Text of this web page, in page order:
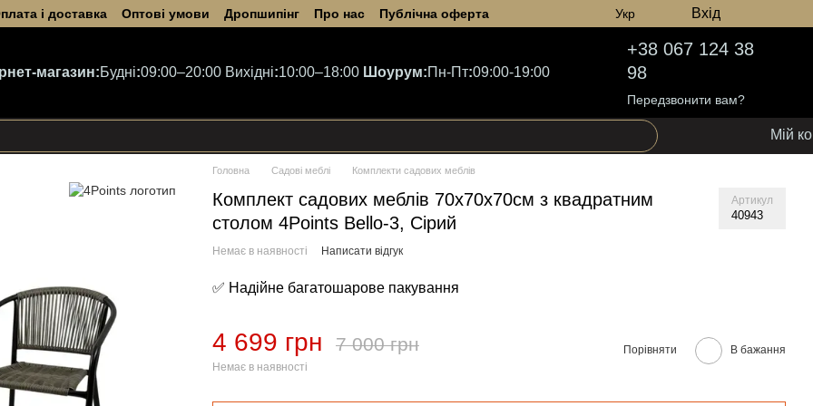
і доставка Оптові умови Дропшипінг Про нас
Публічна оферта
Укр Вхід
магазин:Будні:09:00–20:00 Вихідні:10:00–18:00 Шоурум:Пн-Пт:09:00-19:00
+38 067 124 38
98
Передзвонити вам?
Мій
Головна Садові меблі Комплекти садових меблів
Комплект садових меблів 70х70х70см з квадратним
столом 4Points Bello-3, Сірий
Артикул
40943
Немає в наявності Написати відгук
✅ Надійне багатошарове пакування
4 699 грн 7 000 грн
Немає в наявності
Порівняти В бажання